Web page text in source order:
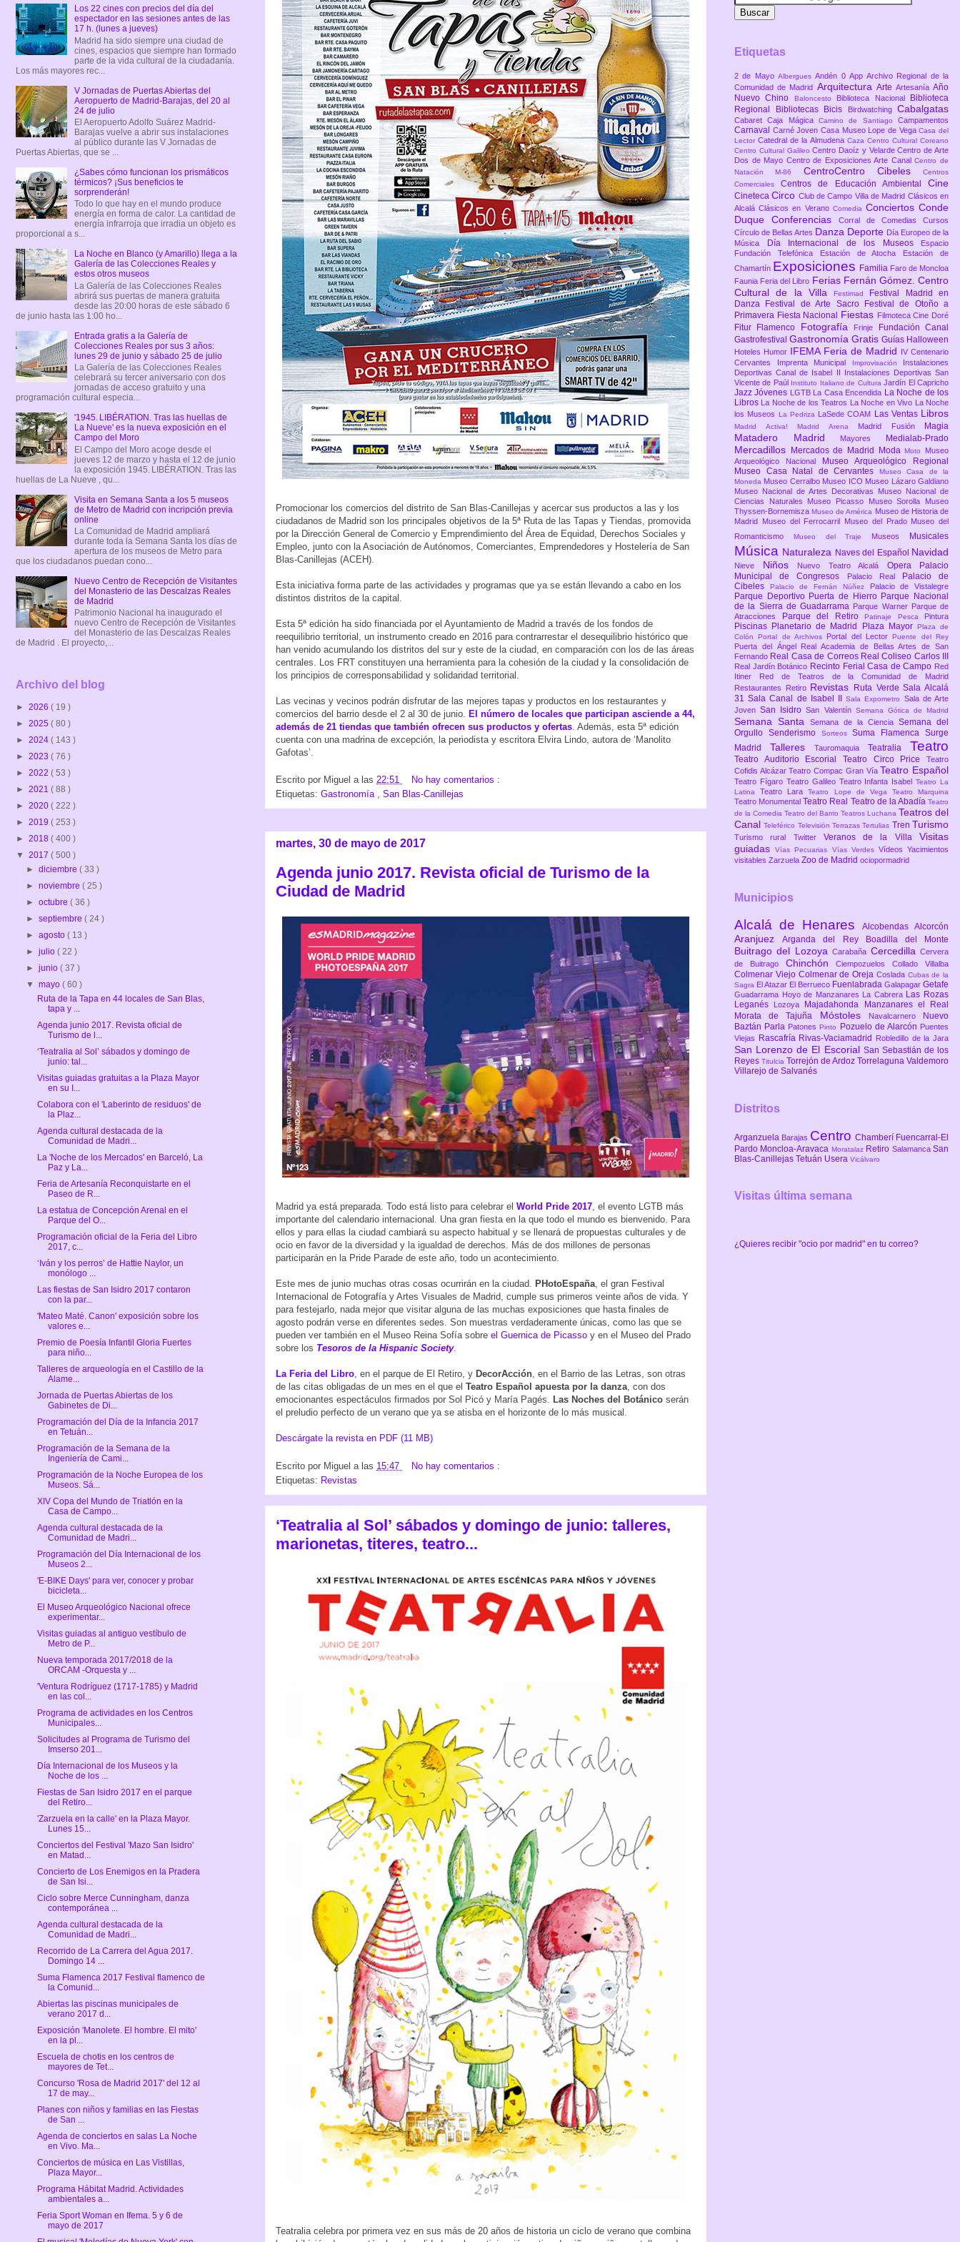
Promocionar los comercios del distrito de San Blas-Canillejas y acercar sus productos a las y los
ciudadanos de Madrid son los principales objetivos de la 5ª Ruta de las Tapas y Tiendas, promovida
por la Dirección General de Comercio y Emprendimiento del Área de Equidad, Derechos Sociales y
Empleo, junto con la Asociación de Autónomos, Comerciantes, Emprendedores y Hostelería de San
Blas-Canillejas (ACEH).
Esta iniciativa forma parte de las actividades y programas que ya se están llevando a cabo en los
distintos distritos de la capital.
Esta 5ª edición ha sido financiada por el Ayuntamiento de Madrid a través de los fondos de
reequilibrio territorial, un instrumento creado en 2016 para contrarrestar el desequilibrio histórico que
han venido acumulando los distritos del sur y este de la ciudad, en comparación con los de las áreas
centrales. Los FRT constituyen una herramienta para la cohesión de la ciudad y la consolidación de
los principios de corresponsabilidad y solidaridad territorial.
Las vecinas y vecinos podrán disfrutar de las mejores tapas y productos en los restaurantes y
comercios del barrio desde el 2 al 30 de junio.
El número de locales que participan asciende a 44,
además de 21 tiendas que también ofrecen sus productos y ofertas . Además, esta 5ª edición
cuenta con una madrina de excepción, la periodista y escritora Elvira Lindo, autora de ‘Manolito
Gafotas’.
Escrito por Miguel a las 22:51
No hay comentarios :
Etiquetas: Gastronomía , San Blas-Canillejas
martes, 30 de mayo de 2017
Agenda junio 2017. Revista oficial de Turismo de la
Ciudad de Madrid
Madrid ya está preparada. Todo está listo para celebrar el World Pride 2017, el evento LGTB más
importante del calendario internacional. Una gran fiesta en la que todo el mundo es bienvenido. Para
ellos y para ellas la ciudad cambiará su aspecto habitual y se llenará de propuestas culturales y de
ocio en favor de la diversidad y la igualdad de derechos. Más de dos millones de personas
participarán en la Pride Parade de este año, todo un acontecimiento.
Este mes de junio muchas otras cosas ocurrirán en la ciudad. PHotoEspaña, el gran Festival
Internacional de Fotografía y Artes Visuales de Madrid, cumple sus primeros veinte años de vida. Y
para festejarlo, nada mejor que visitar alguna de las muchas exposiciones que hasta finales de
agosto podrán verse en diferentes sedes. Son muestras verdaderamente únicas, como las que se
pueden ver también en el Museo Reina Sofía sobre el Guernica de Picasso y en el Museo del Prado
sobre los Tesoros de la Hispanic Society.
La Feria del Libro, en el parque de El Retiro, y DecorAcción, en el Barrio de las Letras, son otras
de las citas obligadas de un mes en el que el Teatro Español apuesta por la danza, con dos
emocionantes espectáculos firmados por Sol Picó y María Pagés. Las Noches del Botánico serán
el preludio perfecto de un verano que ya se atisba en el horizonte de lo más musical.
Descárgate la revista en PDF (11 MB)
Escrito por Miguel a las 15:47
No hay comentarios :
Etiquetas: Revistas
‘Teatralia al Sol’ sábados y domingo de junio: talleres,
marionetas, titeres, teatro...
Teatralia celebra por primera vez en sus más de 20 años de historia un ciclo de verano que combina
Los 22 cines con precios del día del
espectador en las sesiones antes de las
17 h. (lunes a jueves)
Madrid ha sido siempre una ciudad de
cines, espacios que siempre han formado
parte de la vida cultural de la ciudadanía.
Los más mayores rec...
V Jornadas de Puertas Abiertas del
Aeropuerto de Madrid-Barajas, del 20 al
24 de julio
El Aeropuerto Adolfo Suárez Madrid-
Barajas vuelve a abrir sus instalaciones
al público durante las V Jornadas de
Puertas Abiertas, que se ...
¿Sabes cómo funcionan los prismáticos
térmicos? ¡Sus beneficios te
sorprenderán!
Todo lo que hay en el mundo produce
energía en forma de calor. La cantidad de
energía infrarroja que irradia un objeto es
proporcional a s...
La Noche en Blanco (y Amarillo) llega a la
Galería de las Colecciones Reales y
estos otros museos
La Galería de las Colecciones Reales
abrirá sus puertas de manera gratuita
desde las 20:00 horas de este sábado 6
de junio hasta las 1:00 ho...
Entrada gratis a la Galería de
Colecciones Reales por sus 3 años:
lunes 29 de junio y sábado 25 de julio
La Galería de las Colecciones Reales
celebrará su tercer aniversario con dos
jornadas de acceso gratuito y una
programación cultural especia...
'1945. LIBÉRATION. Tras las huellas de
La Nueve' es la nueva exposición en el
Campo del Moro
El Campo del Moro acoge desde el
jueves 12 de marzo y hasta el 12 de junio
la exposición 1945. LIBÉRATION. Tras las
huellas de La Nueve , qu...
Visita en Semana Santa a los 5 museos
de Metro de Madrid con incripción previa
online
La Comunidad de Madrid ampliará
durante toda la Semana Santa los días de
apertura de los museos de Metro para
que los ciudadanos puedan cono...
Nuevo Centro de Recepción de Visitantes
del Monasterio de las Descalzas Reales
de Madrid
Patrimonio Nacional ha inaugurado el
nuevo Centro de Recepción de Visitantes
del Monasterio de las Descalzas Reales
de Madrid . El proyecto,...
Archivo del blog
► 2026 ( 19 )
► 2025 ( 80 )
► 2024 ( 143 )
► 2023 ( 76 )
► 2022 ( 53 )
► 2021 ( 88 )
► 2020 ( 222 )
► 2019 ( 253 )
► 2018 ( 400 )
▼ 2017 ( 500 )
►diciembre( 33 )
►noviembre( 25 )
►octubre( 36 )
►septiembre( 24 )
►agosto( 13 )
►julio( 22 )
►junio( 37 )
▼mayo( 60 )
Ruta de la Tapa en 44 locales de San Blas,
tapa y ...
Agenda junio 2017. Revista oficial de
Turismo de l...
‘Teatralia al Sol’ sábados y domingo de
junio: tal...
Visitas guiadas gratuitas a la Plaza Mayor
en su I...
Colabora con el 'Laberinto de residuos' de
la Plaz...
Agenda cultural destacada de la
Comunidad de Madri...
La 'Noche de los Mercados' en Barceló, La
Paz y La...
Feria de Artesanía Reconquistarte en el
Paseo de R...
La estatua de Concepción Arenal en el
Parque del O...
Programación oficial de la Feria del Libro
2017, c...
‘Iván y los perros’ de Hattie Naylor, un
monólogo ...
Las fiestas de San Isidro 2017 contaron
con la par...
'Mateo Maté. Canon' exposición sobre los
valores e...
Premio de Poesía Infantil Gloria Fuertes
para niño...
Talleres de arqueología en el Castillo de la
Alame...
Jornada de Puertas Abiertas de los
Gabinetes de Di...
Programación del Día de la Infancia 2017
en Tetuán...
Programación de la Semana de la
Ingeniería de Cami...
Programación de la Noche Europea de los
Museos. Sá...
XIV Copa del Mundo de Triatlón en la
Casa de Campo...
Agenda cultural destacada de la
Comunidad de Madri...
Programación del Día Internacional de los
Museos 2...
'E-BIKE Days' para ver, conocer y probar
bicicleta...
El Museo Arqueológico Nacional ofrece
experimentar...
Visitas guiadas al antiguo vestíbulo de
Metro de P...
Nueva temporada 2017/2018 de la
ORCAM -Orquesta y ...
'Ventura Rodríguez (1717-1785) y Madrid
en las col...
Programa de actividades en los Centros
Municipales...
Solicitudes al Programa de Turismo del
Imserso 201...
Día Internacional de los Museos y la
Noche de los ...
Fiestas de San Isidro 2017 en el parque
del Retiro...
'Zarzuela en la calle' en la Plaza Mayor.
Lunes 15...
Conciertos del Festival 'Mazo San Isidro'
en Matad...
Concierto de Los Enemigos en la Pradera
de San Isi...
Ciclo sobre Merce Cunningham, danza
contemporánea ...
Agenda cultural destacada de la
Comunidad de Madri...
Recorrido de La Carrera del Agua 2017.
Domingo 14 ...
Suma Flamenca 2017 Festival flamenco de
la Comunid...
Abiertas las piscinas municipales de
verano 2017 d...
Exposición 'Manolete. El hombre. El mito'
en la pl...
Escuela de chotis en los centros de
mayores de Tet...
Concurso 'Rosa de Madrid 2017' del 12 al
17 de may...
Planes con niños y familias en las Fiestas
de San ...
Agenda de conciertos en salas La Noche
en Vivo. Ma...
Conciertos de música en Las Vistillas,
Plaza Mayor...
Programa Hábitat Madrid. Actividades
ambientales a...
Feria Sport Woman en Ifema. 5 y 6 de
mayo de 2017
Etiquetas
2 de Mayo AlberguesAndén 0 AppArchivo Regional de la
Comunidad de Madrid Arquitectura Arte ArtesaníaAño
Nuevo Chino
Baloncesto Biblioteca Nacional
Biblioteca
Regional
Bibliotecas Bicis Birdwatching Cabalgatas
CabaretCaja MágicaCamino de SantiagoCampamentos
Carnaval Carné JovenCasa Museo Lope de VegaCasa del
LectorCatedral de la Almudena Caza Centro Cultural Coreano
Centro Cultural GalileoCentro Daoíz y VelardeCentro de Arte
Dos de Mayo Centro de Exposiciones Arte CanalCentro de
Natación M-86 CentroCentro Cibeles
Centros
ComercialesCentros de Educación AmbientalCine
CinetecaCirco Club de Campo Villa de Madrid Clásicos en
AlcaláClásicos en Verano Comedia ConciertosConde
Duque Conferencias Corral de Comedias Cursos
Círculo de Bellas Artes Danza Deporte Día Europeo de la
Música
Día Internacional de los Museos
Espacio
Fundación Telefónica
Estación de Atocha
Estación de
Chamartín Exposiciones Familia Faro de Moncloa
Faunia Feria del Libro Ferias Fernán Gómez. Centro
Cultural de la VillaFestimad
Festival Madrid en
Danza
Festival de Arte Sacro
Festival de Otoño a
Primavera Fiesta Nacional Fiestas Filmoteca Cine Doré
Fitur Flamenco Fotografía Frinje
Fundación Canal
Gastrofestival Gastronomía Gratis Guías Halloween
Hoteles Humor IFEMA Feria de Madrid
IV Centenario
Cervantes
Imprenta Municipal Improvisación
Instalaciones
Deportivas Canal de Isabel II
Instalaciones Deportivas San
Vicente de Paúl
Instituto Italiano de CulturaJardín El Capricho
JazzJóvenes LGTB La Casa Encendida La Noche de los
Libros
La Noche de los Teatros La Noche en Vivo
La Noche
los Museos
La Pedriza LaSede COAM Las Ventas Libros
Madrid Activa! Madrid Arena Madrid Fusión Magia
Matadero Madrid Mayores Medialab-Prado
Mercadillos Mercados de Madrid ModaMoto Museo
Arqueológico Nacional
Museo Arqueológico Regional
Museo Casa Natal de Cervantes
Museo Casa de la
Moneda Museo Cerralbo Museo ICO Museo Lázaro Galdiano
Museo Nacional de Artes Decorativas Museo Nacional de
Ciencias Naturales Museo Picasso Museo Sorolla Museo
Thyssen-BornemiszaMuseo de América Museo de Historia de
Madrid
Museo del Ferrocarril Museo del Prado Museo del
Romanticismo
Museo del Traje Museos Musicales
Música Naturaleza Naves del Español Navidad
Nieve Niños Nuevo Teatro Alcalá Opera
Palacio
Municipal de Congresos
Palacio Real
Palacio de
Cibeles
Palacio de Fernán Núñez Palacio de Vistalegre
Parque Deportivo Puerta de Hierro Parque Nacional
de la Sierra de Guadarrama Parque Warner Parque de
Atracciones
Parque del Retiro Patinaje Pesca Pintura
Piscinas Planetario de Madrid Plaza Mayor
Plaza de
Colón Portal de Archivos Portal del LectorPuente del Rey
Puerta del Ángel
Real Academia de Bellas Artes de San
Fernando Real Casa de Correos Real Coliseo Carlos III
Real Jardín Botánico Recinto Ferial Casa de Campo Red
Itiner
Red de Teatros de la Comunidad de Madrid
Restaurantes
Retiro Revistas Ruta VerdeSala Alcalá
31Sala Canal de Isabel IISala Expometro Sala de Arte
JovenSan IsidroSan Valentín Semana Gótica de Madrid
Semana Santa Semana de la Ciencia Semana del
Orgullo Senderismo SorteosSuma FlamencaSurge
Madrid Talleres Tauromaquia Teatralia Teatro
Teatro Auditorio Escorial Teatro Circo Price Teatro
Cofidis AlcázarTeatro Compac Gran Vía Teatro Español
Teatro Fígaro Teatro Galileo Teatro Infanta IsabelTeatro La
Latina Teatro LaraTeatro Lope de Vega Teatro Marquina
Teatro Monumental Teatro Real Teatro de la Abadía Teatro
de la Comedia Teatro del Barrio Teatros Luchana Teatros del
CanalTeleférico TelevisiónTerrazasTertulias Tren Turismo
Turismo rural Twitter Veranos de la VillaVisitas
guiadasVías Pecuarias Vías Verdes VídeosYacimientos
visitables Zarzuela Zoo de Madrid ociopormadrid
Municipios
Alcalá de Henares Alcobendas Alcorcón
AranjuezArganda del Rey Boadilla del Monte
Buitrago del LozoyaCarabaña CercedillaCervera
de Buitrago ChinchónCiempozuelosCollado Villalba
Colmenar Viejo Colmenar de Oreja Coslada Cubas de la
Sagra El Atazar El Berrueco Fuenlabrada Galapagar Getafe
Guadarrama Hoyo de Manzanares La Cabrera Las Rozas
Leganés
Lozoya Majadahonda
Manzanares el Real
Morata de Tajuña Móstoles Navalcarnero
Nuevo
Baztán Parla PatonesPinto Pozuelo de Alarcón Puentes
Viejas
Rascafría Rivas-Vaciamadrid Robledillo de la Jara
San Lorenzo de El Escorial San Sebastián de los
Reyes Titulcia Torrejón de Ardoz Torrelaguna Valdemoro
Villarejo de Salvanés
Distritos
Arganzuela Barajas Centro Chamberí Fuencarral-El
Pardo Moncloa-Aravaca Moratalaz Retiro SalamancaSan
Blas-Canillejas Tetuán Usera Vicálvaro
Visitas última semana
¿Quieres recibir "ocio por madrid" en tu correo?